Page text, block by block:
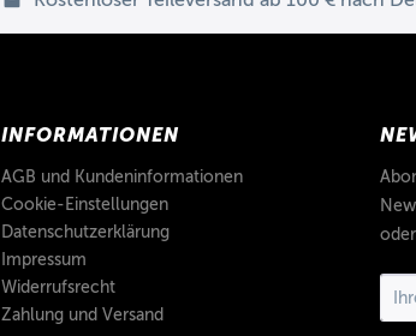
INFORMATIONEN
AGB und Kundeninformationen
Cookie-Einstellungen
Datenschutzerklärung
Impressum
Widerrufsrecht
Zahlung und Versand